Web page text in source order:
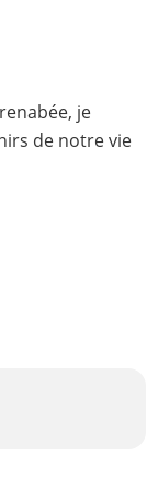
je
de notre vie